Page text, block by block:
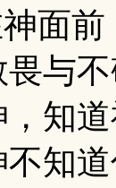
前
与
知
知